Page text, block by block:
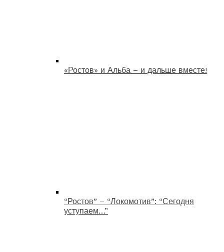
«Ростов» и Альба – и дальше вместе!
“Ростов” – “Локомотив”: “Сегодня
уступаем…”